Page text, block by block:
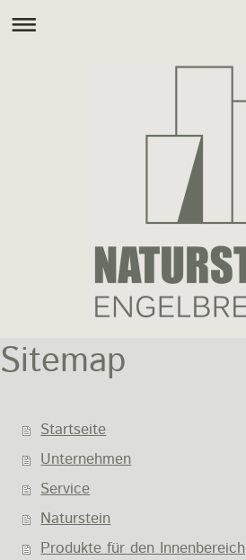
Sitemap
Startseite
Unternehmen
Service
Naturstein
Produkte für den Innenbereich